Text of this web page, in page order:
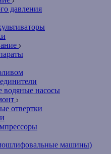
давления
водяные насосы
отвертки
машины)